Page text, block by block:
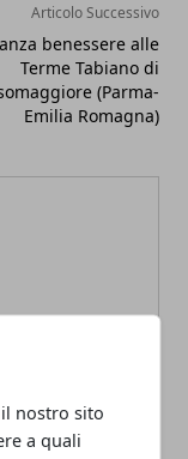
nostro sito
a quali
Articolo Successivo
benessere alle
Terme Tabiano di
(Parma-
Emilia Romagna)